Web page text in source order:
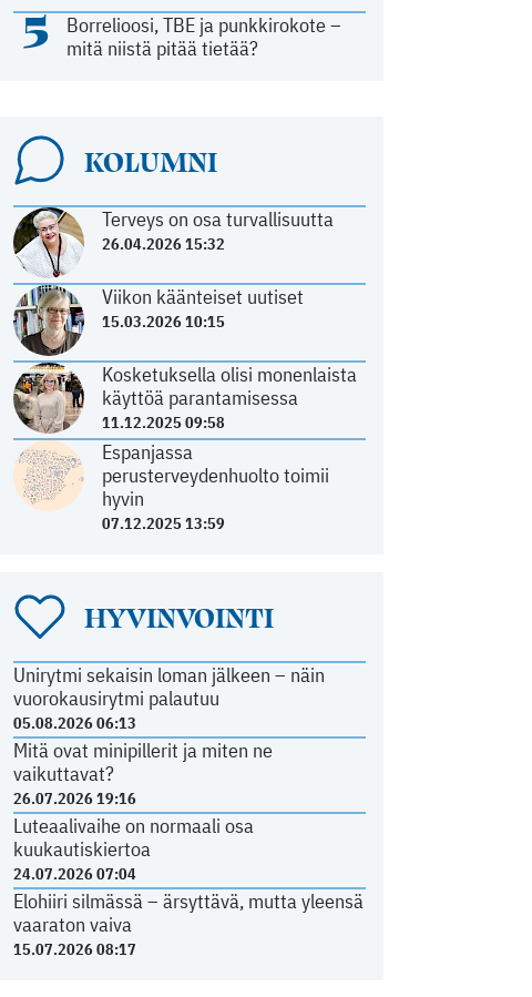
5
Borrelioosi, TBE ja punkkirokote –
mitä niistä pitää tietää?
KOLUMNI
Terveys on osa turvallisuutta
26.04.2026 15:32
Viikon käänteiset uutiset
15.03.2026 10:15
Kosketuksella olisi monenlaista
käyttöä parantamisessa
11.12.2025 09:58
Espanjassa
perusterveydenhuolto toimii
hyvin
07.12.2025 13:59
HYVINVOINTI
Unirytmi sekaisin loman jälkeen – näin
vuorokausirytmi palautuu
05.08.2026 06:13
Mitä ovat minipillerit ja miten ne
vaikuttavat?
26.07.2026 19:16
Luteaalivaihe on normaali osa
kuukautiskiertoa
24.07.2026 07:04
Elohiiri silmässä – ärsyttävä, mutta yleensä
vaaraton vaiva
15.07.2026 08:17